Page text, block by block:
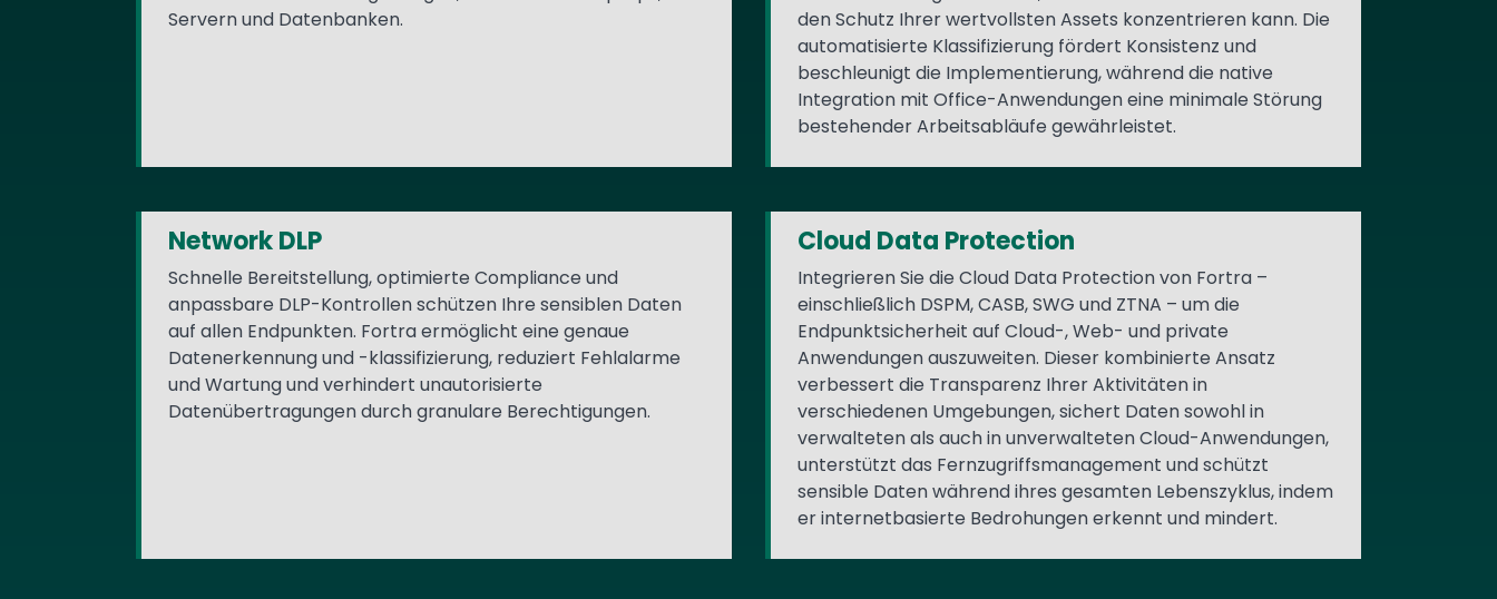
Servern und Datenbanken.
den Schutz Ihrer wertvollsten Assets konzentrieren kann. Die
automatisierte Klassifizierung fördert Konsistenz und
beschleunigt die Implementierung, während die native
Integration mit Office-Anwendungen eine minimale Störung
bestehender Arbeitsabläufe gewährleistet.
Network DLP
Schnelle Bereitstellung, optimierte Compliance und
anpassbare DLP-Kontrollen schützen Ihre sensiblen Daten
auf allen Endpunkten. Fortra ermöglicht eine genaue
Datenerkennung und -klassifizierung, reduziert Fehlalarme
und Wartung und verhindert unautorisierte
Datenübertragungen durch granulare Berechtigungen.
Cloud Data Protection
Integrieren Sie die Cloud Data Protection von Fortra –
einschließlich DSPM, CASB, SWG und ZTNA – um die
Endpunktsicherheit auf Cloud-, Web- und private
Anwendungen auszuweiten. Dieser kombinierte Ansatz
verbessert die Transparenz Ihrer Aktivitäten in
verschiedenen Umgebungen, sichert Daten sowohl in
verwalteten als auch in unverwalteten Cloud-Anwendungen,
unterstützt das Fernzugriffsmanagement und schützt
sensible Daten während ihres gesamten Lebenszyklus, indem
er internetbasierte Bedrohungen erkennt und mindert.